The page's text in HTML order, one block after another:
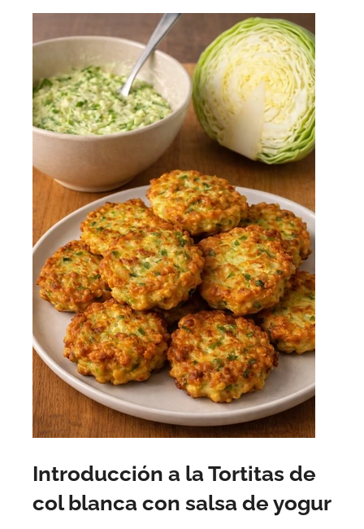
Introducción a la Tortitas de
col blanca con salsa de yogur